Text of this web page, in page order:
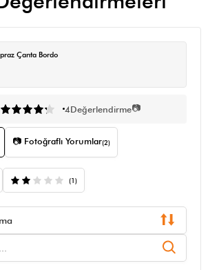
Çanta Bordo
4Değerlendirme📷
📷 Fotoğraflı Yorumlar(2)
(1)